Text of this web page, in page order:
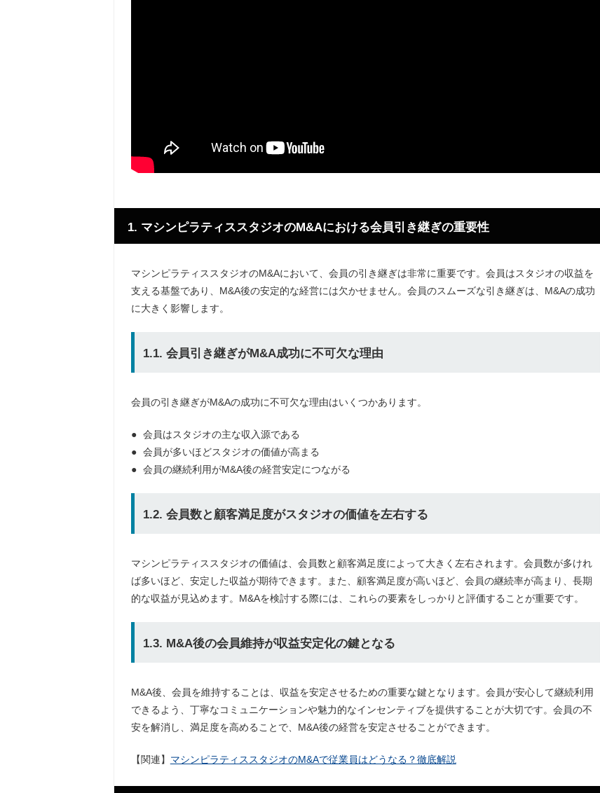
1. マシンピラティススタジオのM&Aにおける会員引き継ぎの重要性
マシンピラティススタジオのM&Aにおいて、会員の引き継ぎは非常に重要です。会員はスタジオの収益を
支える基盤であり、M&A後の安定的な経営には欠かせません。会員のスムーズな引き継ぎは、M&Aの成功
に大きく影響します。
1.1. 会員引き継ぎがM&A成功に不可欠な理由
会員の引き継ぎがM&Aの成功に不可欠な理由はいくつかあります。
会員はスタジオの主な収入源である
会員が多いほどスタジオの価値が高まる
会員の継続利用がM&A後の経営安定につながる
1.2. 会員数と顧客満足度がスタジオの価値を左右する
マシンピラティススタジオの価値は、会員数と顧客満足度によって大きく左右されます。会員数が多けれ
ば多いほど、安定した収益が期待できます。また、顧客満足度が高いほど、会員の継続率が高まり、長期
的な収益が見込めます。M&Aを検討する際には、これらの要素をしっかりと評価することが重要です。
1.3. M&A後の会員維持が収益安定化の鍵となる
M&A後、会員を維持することは、収益を安定させるための重要な鍵となります。会員が安心して継続利用
できるよう、丁寧なコミュニケーションや魅力的なインセンティブを提供することが大切です。会員の不
安を解消し、満足度を高めることで、M&A後の経営を安定させることができます。
【関連】 マシンピラティススタジオのM&Aで従業員はどうなる？徹底解説